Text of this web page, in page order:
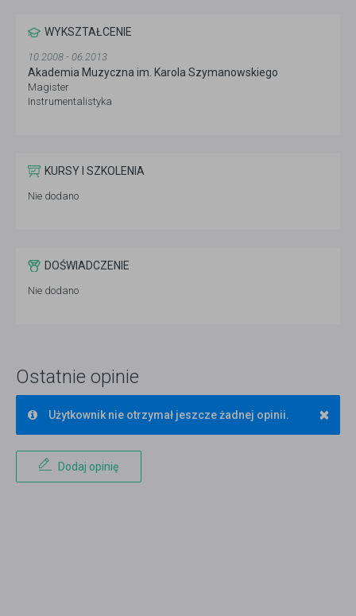
WYKSZTAŁCENIE
10.2008 - 06.2013
Akademia Muzyczna im. Karola Szymanowskiego
Magister
Instrumentalistyka
KURSY I SZKOLENIA
Nie dodano
DOŚWIADCZENIE
Nie dodano
Ostatnie opinie
×
Użytkownik nie otrzymał jeszcze żadnej opinii.
Dodaj opinię